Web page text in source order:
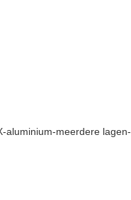
aluminium-meerdere lagen-